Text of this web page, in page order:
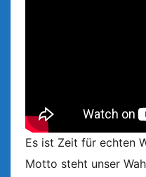
Es ist Zeit für echten
Motto steht unser